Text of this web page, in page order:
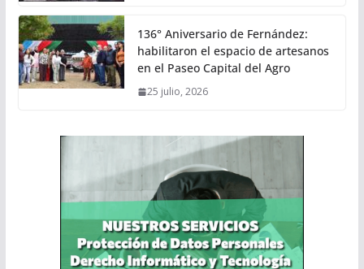
136° Aniversario de Fernández:
habilitaron el espacio de artesanos
en el Paseo Capital del Agro
25 julio, 2026